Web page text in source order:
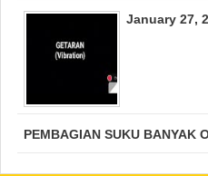
January 27,
PEMBAGIAN SUKU BANYAK